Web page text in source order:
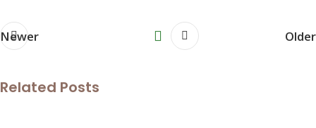
Newer Older
Related Posts
Hemant Vavale
0